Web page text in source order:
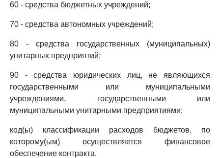
60 - средства бюджетных учреждений;
70 - средства автономных учреждений;
80 - средства государственных (муниципальных)
унитарных предприятий;
90 - средства юридических лиц, не являющихся
государственными или муниципальными
учреждениями, государственными или
муниципальными унитарными предприятиями;
код(ы) классификации расходов бюджетов, по
которому(ым) осуществляется финансовое
обеспечение контракта.